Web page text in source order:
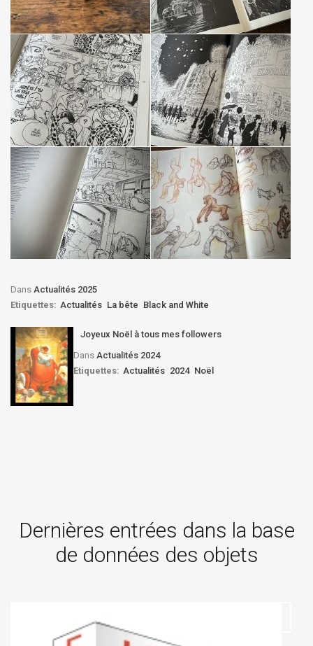
Dans Actualités 2025
Etiquettes: Actualités La bête Black and White
Joyeux Noël à tous mes followers
Dans Actualités 2024
Etiquettes: Actualités 2024 Noël
Dernières entrées dans la base
de données des objets